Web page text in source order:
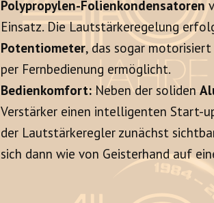
Polypropylen-Folienkondensatoren
Einsatz. Die Lautstärkeregelung
Potentiometer, das sogar
per Fernbedienung ermöglicht.
Bedienkomfort: Neben der soliden
Verstärker einen intelligenten Start-
der Lautstärkeregler zunächst
sich dann wie von Geisterhand auf